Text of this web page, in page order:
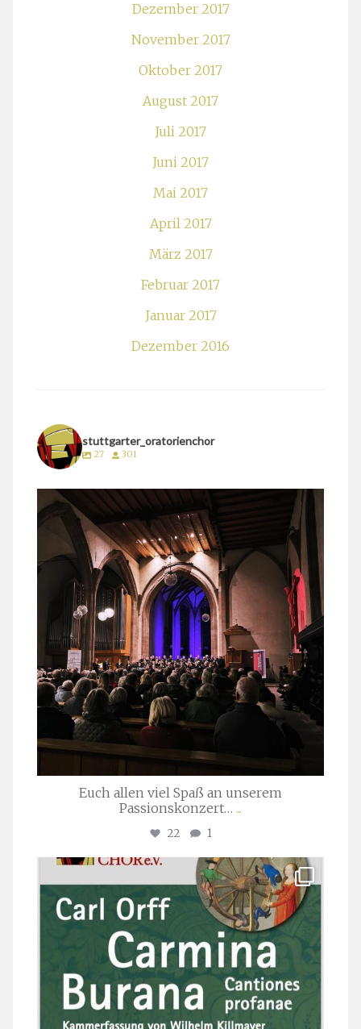
Dezember 2017
November 2017
Oktober 2017
August 2017
Juli 2017
Juni 2017
Mai 2017
April 2017
März 2017
Februar 2017
Januar 2017
Dezember 2016
stuttgarter_oratorienchor
27 301
stuttgarter_oratorienchor
März 24
Euch allen viel Spaß an unserem
Passionskonzert… ...
22 1
stuttgarter_oratorienchor
Juli 22